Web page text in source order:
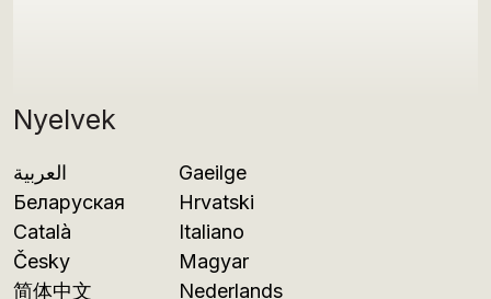
Nyelvek
العربية
Беларуская
Català
Česky
简体中文
Gaeilge
Hrvatski
Italiano
Magyar
Nederlands